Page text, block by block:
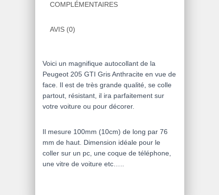
COMPLÉMENTAIRES
AVIS (0)
Voici un magnifique autocollant de la
Peugeot 205 GTI Gris Anthracite en vue de
face. Il est de très grande qualité, se colle
partout, résistant, il ira parfaitement sur
votre voiture ou pour décorer.
Il mesure 100mm (10cm) de long par 76
mm de haut. Dimension idéale pour le
coller sur un pc, une coque de téléphone,
une vitre de voiture etc…..